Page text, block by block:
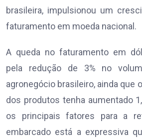
brasileira, impulsionou um
faturamento em moeda nacional.
A queda no faturamento em
pela redução de 3% no
agronegócio brasileiro, ainda que
dos produtos tenha aumentado
os principais fatores para a
embarcado está a expressiva